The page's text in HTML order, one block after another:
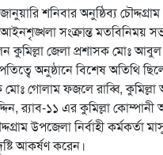
শনিবার অনুষ্ঠিব্য চৌদ্দগ্রাম
সংক্রান্ত মতবিনিময়
কুমিল্লা জেলা প্রশাসক মোঃ আবুল
অনুষ্ঠানে বিশেষ অতিথি
মোঃ গোলাম ফজলে রাব্বি,
র‌্যাব-১১ এর কুমিল্লা
উপজেলা নির্বাহী
আকর্ষণ করেন।